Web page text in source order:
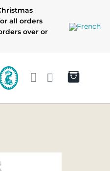
all orders
over or